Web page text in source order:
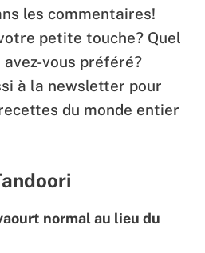
les commentaires!
petite touche? Quel
vous préféré?
à la newsletter pour
du monde entier
normal au lieu du